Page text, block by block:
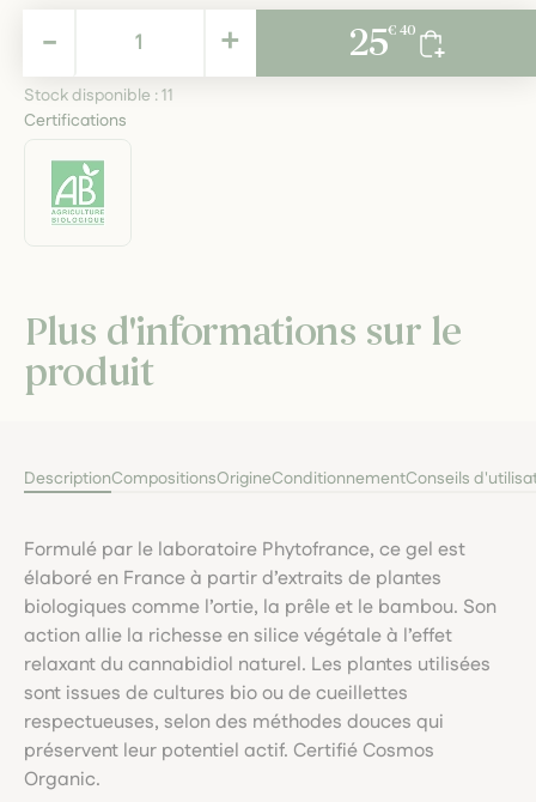
25,40 € TTC+
- 25€ 40
Stock disponible :11
Certifications
Plus d'informations sur le
produit
DescriptionCompositionsOrigineConditionnementConseils
Formulé par le laboratoire Phytofrance, ce gel est
élaboré en France à partir d’extraits de plantes
biologiques comme l’ortie, la prêle et le bambou. Son
action allie la richesse en silice végétale à l’effet
relaxant du cannabidiol naturel. Les plantes utilisées
sont issues de cultures bio ou de cueillettes
respectueuses, selon des méthodes douces qui
préservent leur potentiel actif. Certifié Cosmos
Organic.